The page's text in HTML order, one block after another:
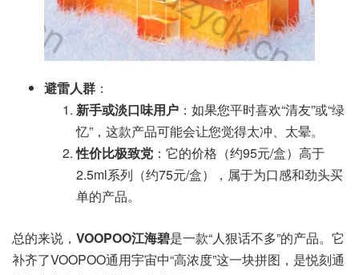
避雷人群 ：
新手或淡口味用户 ：如果您平时喜欢“清友”或“绿
忆”，这款产品可能会让您觉得太冲、太晕。
性价比极致党 ：它的价格（约95元/盒）高于
2.5ml系列（约75元/盒），属于为口感和劲头买
单的产品。
总的来说， VOOPOO江海碧是一款“人狠话不多”的产品。它
补齐了VOOPOO通用宇宙中“高浓度”这一块拼图，是悦刻通